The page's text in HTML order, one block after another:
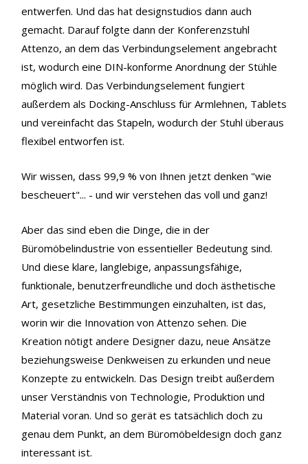
entwerfen. Und das hat designstudios dann auch
gemacht. Darauf folgte dann der Konferenzstuhl
Attenzo, an dem das Verbindungselement angebracht
ist, wodurch eine DIN-konforme Anordnung der Stühle
möglich wird. Das Verbindungselement fungiert
außerdem als Docking-Anschluss für Armlehnen, Tablets
und vereinfacht das Stapeln, wodurch der Stuhl überaus
flexibel entworfen ist.
Wir wissen, dass 99,9 % von Ihnen jetzt denken "wie
bescheuert"... - und wir verstehen das voll und ganz!
Aber das sind eben die Dinge, die in der
Büromöbelindustrie von essentieller Bedeutung sind.
Und diese klare, langlebige, anpassungsfähige,
funktionale, benutzerfreundliche und doch ästhetische
Art, gesetzliche Bestimmungen einzuhalten, ist das,
worin wir die Innovation von Attenzo sehen. Die
Kreation nötigt andere Designer dazu, neue Ansätze
beziehungsweise Denkweisen zu erkunden und neue
Konzepte zu entwickeln. Das Design treibt außerdem
unser Verständnis von Technologie, Produktion und
Material voran. Und so gerät es tatsächlich doch zu
genau dem Punkt, an dem Büromöbeldesign doch ganz
interessant ist.